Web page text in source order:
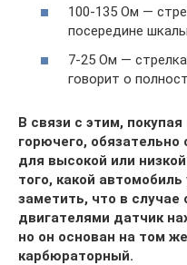
100-135 Ом —
посередине
7-25 Ом —
говорит о
В связи с этим,
горючего,
для высокой или
того, какой
заметить, что в
двигателями датчик
но он основан на том
карбюраторный.